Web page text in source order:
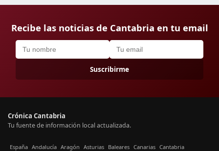
Recibe las noticias de Cantabria en tu email
Suscribirme
Crónica Cantabria
Tu fuente de información local actualizada.
España Andalucía Aragón Asturias Baleares Canarias Cantabria